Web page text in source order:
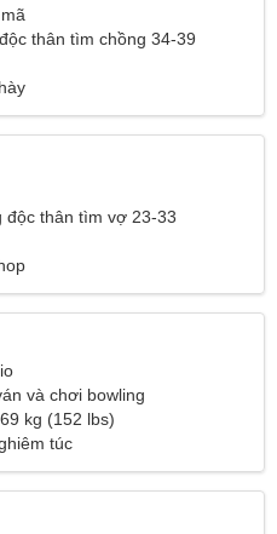
thân tìm chồng 34-39
độc thân tìm vợ 23-33
và chơi bowling
kg (152 lbs)
túc